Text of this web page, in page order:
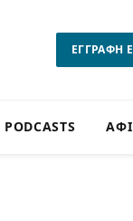
ΕΓΓΡΑΦΗ
PODCASTS